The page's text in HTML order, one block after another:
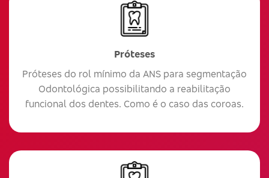
Próteses
Próteses do rol mínimo da ANS para segmentação
Odontológica possibilitando a reabilitação
funcional dos dentes. Como é o caso das coroas.